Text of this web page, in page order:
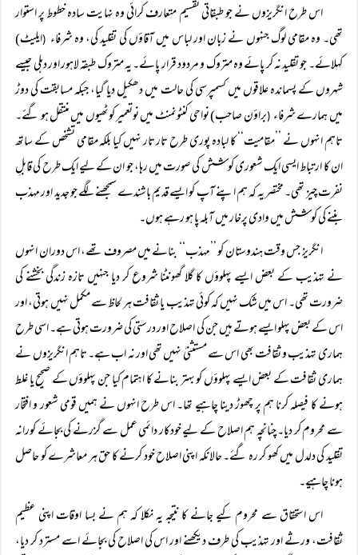
اس طرح انگریزوں نے جو طبقاتی تقسیم متعارف کرائی وہ نہایت سادہ خطوط پر استوار
تھی۔ وہ مقامی لوگ جنہوں نے زبان اور لباس میں آقاؤں کی تقلید کی، وہ شرفاء (ایلیٹ)
کہلائے۔ جو تقلید نہ کر پائے وہ متروک و مردود قرار پائے۔ یہ متروک طبقہ لاہور اور دہلی جیسے
شہروں کے پسماندہ علاقوں میں کسمپرسی کی حالت میں دھکیل دیا گیا، جبکہ مسابقت کی دوڑ
میں ہمارے شرفاء (براؤن صاحب) نواحی کنٹونمنٹ میں نوتعمیر کوٹھیوں میں منتقل ہو گئے۔
تاہم انہوں نے ’’مقامیت‘‘ کا لبادہ پوری طرح تار تار نہیں کیا بلکہ مقامی تشخص کے ساتھ
ان کا ارتباط ایسی ایک شعوری کوشش کی صورت میں رہا، جو ان کے لیے ایک طرح کی قابلِ
نفرت چیز تھی۔ مختصر یہ کہ ہم اپنے آپ کو ایسے قدیم باشندے سمجھنے لگے جو جدید اور مہذب
بننے کی کوشش میں وادی پرخار میں آبلہ پا ہو رہے ہوں۔
انگریز جس وقت ہندوستان کو ’’مہذب‘‘ بنانے میں مصروف تھے، اس دوران انہوں
نے تہذیب کے بعض ایسے پہلوؤں کا گلا گھونٹنا شروع کر دیا جنہیں تازہ زندگی بخشنے کی
ضرورت تھی۔ اس میں شک نہیں کہ کوئی تہذیب یا ثقافت ہر لحاظ سے مکمل نہیں ہوتی، اور
اس کے بعض پہلو ایسے ہوتے ہیں جن کی اصلاح اور درستی کی ضرورت ہوتی ہے۔ اسی طرح
ہماری تہذیب و ثقافت بھی اس سے مستثنیٰ نہیں تھی اور نہ اب ہے۔ تاہم انگریزوں نے
ہماری ثقافت کے بعض ایسے پہلوؤں کو بہتر بنانے کا اہتمام کیا جن پہلوؤں کے صحیح یا غلط
ہونے کا فیصلہ کرنا ہم پر چھوڑ دینا چاہیے تھا۔ اس طرح انہوں نے ہمیں قومی شعور و افتخار
سے محروم کر دیا۔ چنانچہ ہم اصلاح کے لیے خودکار دائمی عمل سے گزرنے کی بجائے کورانہ
تقلید کی دلدل میں کھو کر رہ گئے۔ حالانکہ اپنی اصلاح خود کرنے کا حق ہر معاشرے کو حاصل
ہونا چاہیے۔
اس استحقاق سے محروم کیے جانے کا نتیجہ یہ نکلا کہ ہم نے بسا اوقات اپنی عظیم
ثقافت، ورثے اور تہذیب کی طرف دیکھنے اور اس کی اصلاح کی بجائے اسے مسترد کر دیا،